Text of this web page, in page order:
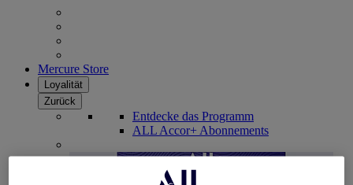
Mercure Store
Loyalität
Zurück
Entdecke das Programm
ALL Accor+ Abonnements